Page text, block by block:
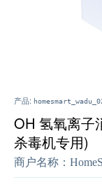
产品:
OH 氢氧离子
杀毒机专用)
商户名称：